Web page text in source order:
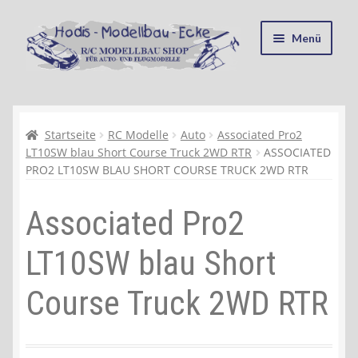
Zur
Navigation
springen
Zum
Inhalt
springen
Menü
Kasse
Mein Konto
Recycling, Entsorgung und Umwelt
Shop
Warenkorb
Ablauf einer Bestellung
Startseite RC Modelle Auto
Associated Pro2
LT10SW blau Short Course Truck 2WD RTR
ASSOCIATED
PRO2 LT10SW BLAU SHORT COURSE TRUCK 2WD RTR
Associated Pro2
LT10SW blau Short
Course Truck 2WD RTR